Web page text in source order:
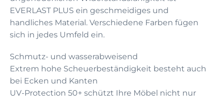
EVERLAST PLUS ein geschmeidiges und
handliches Material. Verschiedene Farben fügen
sich in jedes Umfeld ein.
Schmutz- und wasserabweisend
Extrem hohe Scheuerbeständigkeit besteht auch
bei Ecken und Kanten
UV-Protection 50+ schützt Ihre Möbel nicht nur